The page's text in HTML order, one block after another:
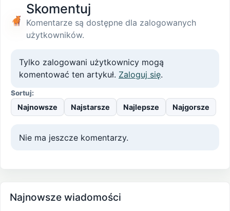
Skomentuj
Komentarze są dostępne dla zalogowanych
użytkowników.
Tylko zalogowani użytkownicy mogą
komentować ten artykuł. Zaloguj się.
Sortuj:
Najnowsze Najstarsze Najlepsze Najgorsze
Nie ma jeszcze komentarzy.
Najnowsze wiadomości